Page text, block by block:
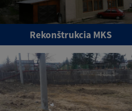
Rekonštrukcia MKS